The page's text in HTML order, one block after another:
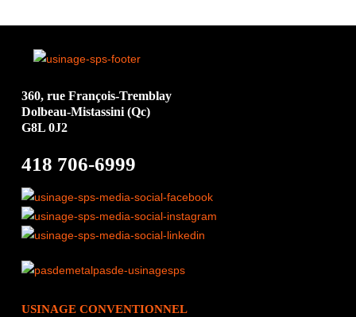
360, rue François-Tremblay
Dolbeau-Mistassini (Qc)
G8L 0J2
418 706-6999
USINAGECONVENTIONNEL